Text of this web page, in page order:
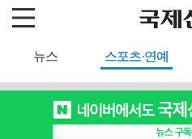
뉴스 스포츠·연예